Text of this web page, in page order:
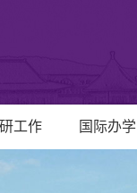
工作 国际办学